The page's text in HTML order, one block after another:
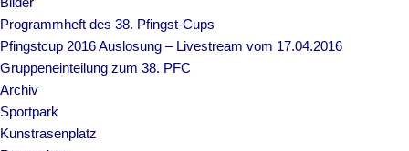
Programmheft des 38. Pfingst-Cups
Pfingstcup 2016 Auslosung – Livestream vom 17.04.2016
Gruppeneinteilung zum 38. PFC
Archiv
Sportpark
Kunstrasenplatz